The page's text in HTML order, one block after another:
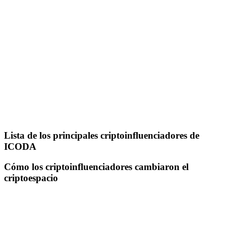
Lista de los principales criptoinfluenciadores de
ICODA
Cómo los criptoinfluenciadores cambiaron el
criptoespacio